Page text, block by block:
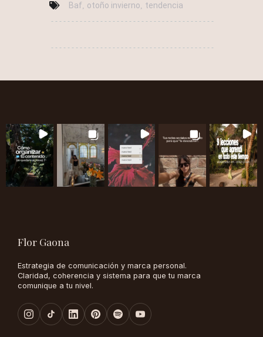
Baf otoño invierno tendencia
Flor Gaona
Estrategia de comunicación y marca personal.
Claridad, coherencia y sistema para que tu marca
comunique a tu nivel.